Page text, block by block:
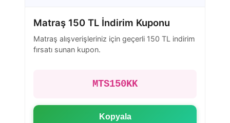
Matraş 150 TL İndirim Kuponu
Matraş alışverişleriniz için geçerli 150 TL indirim
fırsatı sunan kupon.
MTS150KK
Kopyala